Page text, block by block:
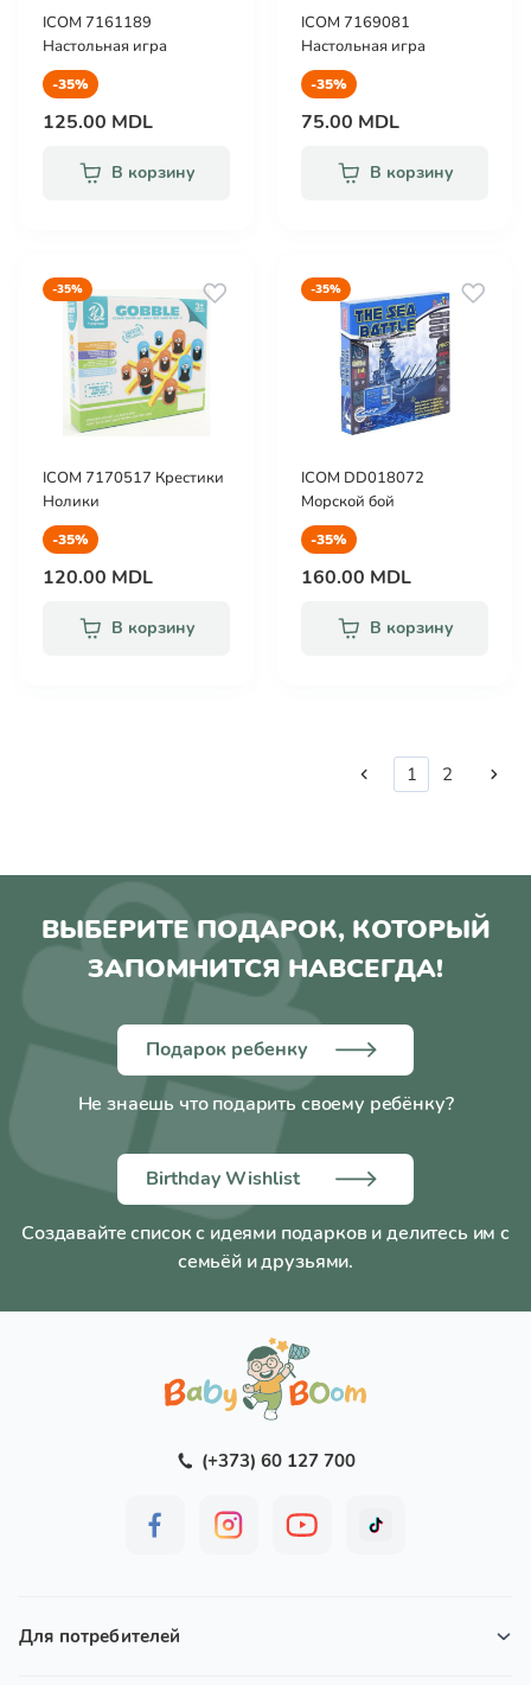
ICOM 7161189
Настольная игра
-35%
125.00 MDL
В корзину
ICOM 7169081
Настольная игра
-35%
75.00 MDL
В корзину
-35%
ICOM 7170517 Крестики
Нолики
-35%
120.00 MDL
В корзину
-35%
ICOM DD018072
Морской бой
-35%
160.00 MDL
В корзину
1 2
ВЫБЕРИТЕ ПОДАРОК, КОТОРЫЙ
ЗАПОМНИТСЯ НАВСЕГДА!
Подарок ребенку
Не знаешь что подарить своему ребёнку?
Birthday Wishlist
Создавайте список с идеями подарков и делитесь им с
семьёй и друзьями.
(+373) 60 127 700
Для потребителей